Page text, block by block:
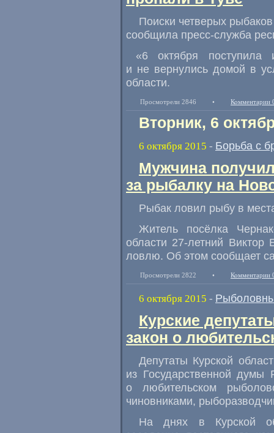
Поиски четверых
сообщила пресс-служба
«6 октября поступила
и не вернулись домой в
области.
Просмотрели 2846 • Комментарии
Вторник, 6
6 октября 2015 - Борьба с
Мужчина
за рыбалку на
Рыбак ловил рыбу в
Житель посёлка
области 27-летний
ловлю. Об этом сообщает
Просмотрели 2822 • Комментарии
6 октября 2015 -
Курские
закон о
Депутаты Курской
из Государственной думы
о любительском
чиновниками,
На днях в Курской